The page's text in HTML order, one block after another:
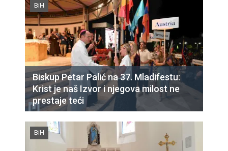
BiH
Biskup Petar Palić na 37. Mladifestu:
Krist je naš Izvor i njegova milost ne
prestaje teći
BiH